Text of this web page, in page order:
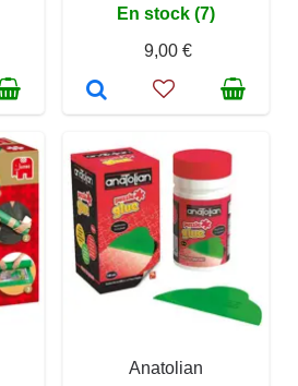
En stock (7)
9,00 €
Anatolian